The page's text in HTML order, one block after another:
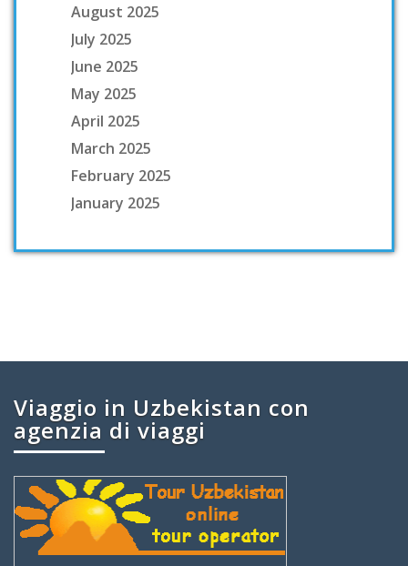
August 2025
July 2025
June 2025
May 2025
April 2025
March 2025
February 2025
January 2025
Viaggio in Uzbekistan con
agenzia di viaggi